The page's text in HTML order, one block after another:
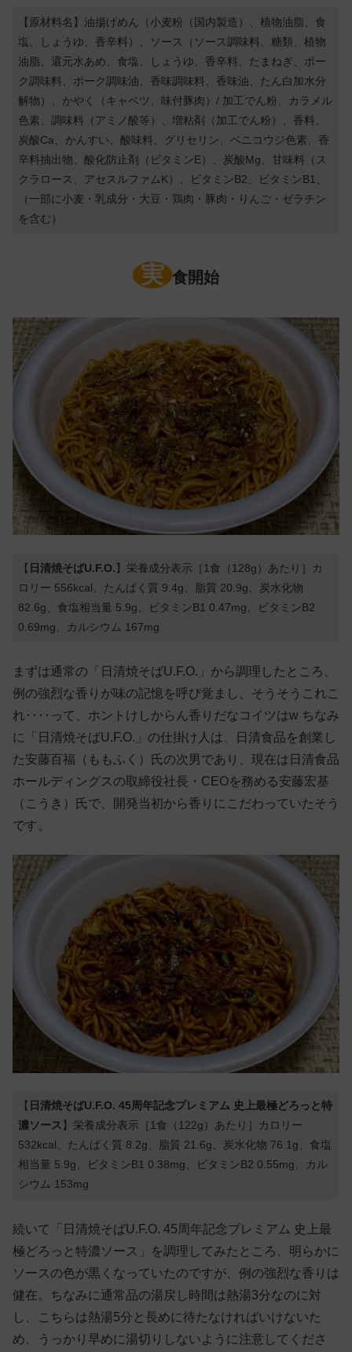
【原材料名】油揚げめん（小麦粉（国内製造）、植物油脂、食
塩、しょうゆ、香辛料）、ソース（ソース調味料、糖類、植物
油脂、還元水あめ、食塩、しょうゆ、香辛料、たまねぎ、ポー
ク調味料、ポーク調味油、香味調味料、香味油、たん白加水分
解物）、かやく（キャベツ、味付豚肉）/ 加工でん粉、カラメル
色素、調味料（アミノ酸等）、増粘剤（加工でん粉）、香料、
炭酸Ca、かんすい、酸味料、グリセリン、ベニコウジ色素、香
辛料抽出物、酸化防止剤（ビタミンE）、炭酸Mg、甘味料（ス
クラロース、アセスルファムK）、ビタミンB2、ビタミンB1、
（一部に小麦・乳成分・大豆・鶏肉・豚肉・りんご・ゼラチン
を含む）
実 食開始
【 日清焼そばU.F.O.】栄養成分表示［1食（128g）あたり］カ
ロリー 556kcal、たんぱく質 9.4g、脂質 20.9g、炭水化物
82.6g、食塩相当量 5.9g、ビタミンB1 0.47mg、ビタミンB2
0.69mg、カルシウム 167mg
まずは通常の「日清焼そばU.F.O.」から調理したところ、
例の強烈な香りが味の記憶を呼び覚まし、そうそうこれこ
れ‥‥って、ホントけしからん香りだなコイツはw ちなみ
に「日清焼そばU.F.O.」の仕掛け人は、日清食品を創業し
た安藤百福（ももふく）氏の次男であり、現在は日清食品
ホールディングスの取締役社長・CEOを務める安藤宏基
（こうき）氏で、開発当初から香りにこだわっていたそう
です。
【 日清焼そばU.F.O. 45周年記念プレミアム 史上最極どろっと特
濃ソース 】栄養成分表示［1食（122g）あたり］カロリー
532kcal、たんぱく質 8.2g、脂質 21.6g、炭水化物 76.1g、食塩
相当量 5.9g、ビタミンB1 0.38mg、ビタミンB2 0.55mg、カル
シウム 153mg
続いて「日清焼そばU.F.O. 45周年記念プレミアム 史上最
極どろっと特濃ソース」を調理してみたところ、明らかに
ソースの色が黒くなっていたのですが、例の強烈な香りは
健在。ちなみに通常品の湯戻し時間は熱湯3分なのに対
し、こちらは熱湯5分と長めに待たなければいけないた
め、うっかり早めに湯切りしないように注意してくださ